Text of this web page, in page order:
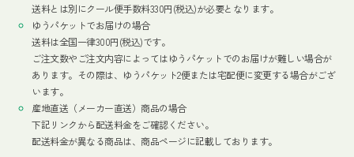
送料とは別にクール便手数料330円(税込)が必要となります。
ゆうパケットでお届けの場合
送料は全国一律300円(税込)です。
ご注文数やご注文内容によってはゆうパケットでのお届けが難しい場合が
あります。その際は、ゆうパケット2便または宅配便に変更する場合がござ
います。
産地直送（メーカー直送）商品の場合
下記リンクから配送料金をご確認ください。
配送料金が異なる商品は、商品ページに記載しております。